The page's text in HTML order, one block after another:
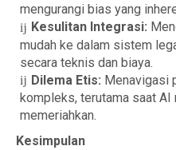
mengurangi bias yang
Kesulitan Integrasi:
mudah ke dalam sistem
secara teknis dan biaya.
Dilema Etis: Menavigasi
kompleks, terutama saat
memeriahkan.
Kesimpulan